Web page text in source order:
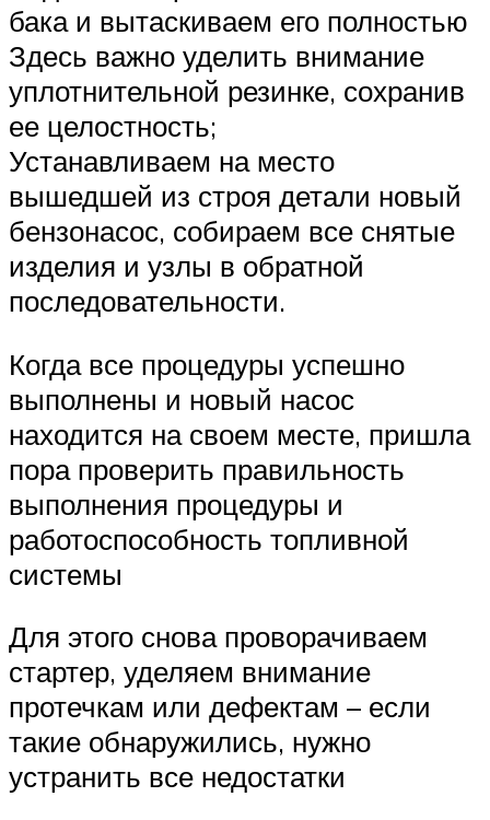
бака и вытаскиваем его полностью
Здесь важно уделить внимание
уплотнительной резинке, сохранив
ее целостность;
Устанавливаем на место
вышедшей из строя детали новый
бензонасос, собираем все снятые
изделия и узлы в обратной
последовательности.
Когда все процедуры успешно
выполнены и новый насос
находится на своем месте, пришла
пора проверить правильность
выполнения процедуры и
работоспособность топливной
системы
Для этого снова проворачиваем
стартер, уделяем внимание
протечкам или дефектам – если
такие обнаружились, нужно
устранить все недостатки